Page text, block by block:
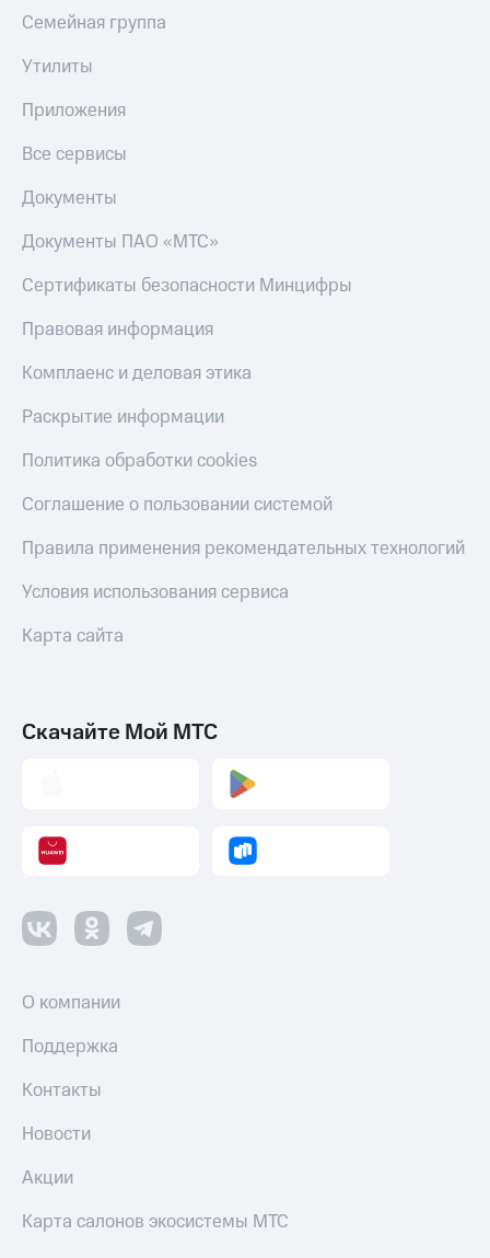
Семейная группа
Утилиты
Приложения
Все сервисы
Документы
Документы ПАО «МТС»
Сертификаты безопасности Минцифры
Правовая информация
Комплаенс и деловая этика
Раскрытие информации
Политика обработки cookies
Соглашение о пользовании системой
Правила применения рекомендательных технологий
Условия использования сервиса
Карта сайта
Скачайте Мой МТС
О компании
Поддержка
Контакты
Новости
Акции
Карта салонов экосистемы МТС